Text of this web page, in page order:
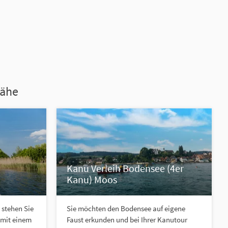
Sie
einem
Kanu Verleih Bodensee (4er
Kanu) Moos
Sie möchten den Bodensee auf eigene
Faust erkunden und bei Ihrer Kanutour